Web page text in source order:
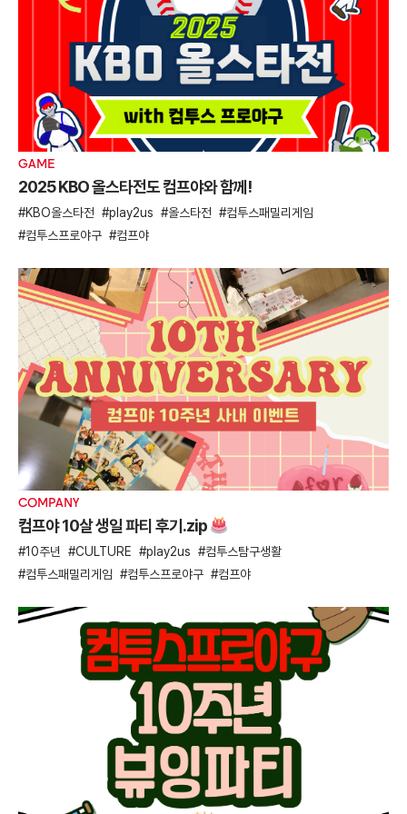
GAME
2025 KBO 올스타전도 컴프야와 함께!
KBO올스타전 play2us 올스타전
컴투스패밀리게임
컴투스프로야구
컴프야
COMPANY
컴프야 10살 생일 파티 후기.zip
10주년 CULTURE play2us
컴투스탐구생활
컴투스패밀리게임
컴투스프로야구 컴프야